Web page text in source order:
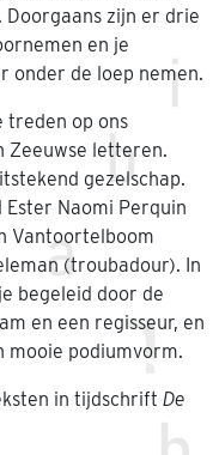
zijn er drie
en je
onder de loep nemen.
treden op ons
Zeeuwse letteren.
gezelschap.
Naomi Perquin
Vantoortelboom
(troubadour). In
begeleid door de
en een regisseur, en
mooie podiumvorm.
in tijdschrift De